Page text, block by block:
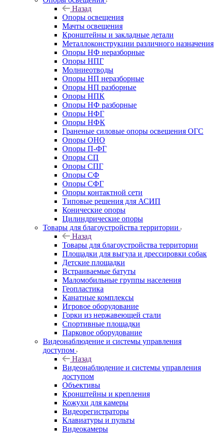
Назад
Опоры освещения
Мачты освещения
Кронштейны и закладные детали
Металлоконструкции различного назначения
Опоры НФ неразборные
Опоры НПГ
Молниеотводы
Опоры НП неразборные
Опоры НП разборные
Опоры НПК
Опоры НФ разборные
Опоры НФГ
Опоры НФК
Граненые силовые опоры освещения ОГС
Опоры ОНО
Опоры П-ФГ
Опоры СП
Опоры СПГ
Опоры СФ
Опоры СФГ
Опоры контактной сети
Типовые решения для АСИП
Конические опоры
Цилиндрические опоры
Товары для благоустройства территории
Назад
Товары для благоустройства территории
Площадки для выгула и дрессировки собак
Детские площадки
Встраиваемые батуты
Маломобильные группы населения
Геопластика
Канатные комплексы
Игровое оборудование
Горки из нержавеющей стали
Спортивные площадки
Парковое оборудование
Видеонаблюдение и системы управления
доступом
Назад
Видеонаблюдение и системы управления
доступом
Объективы
Кронштейны и крепления
Кожухи для камеры
Видеорегистраторы
Клавиатуры и пульты
Видеокамеры